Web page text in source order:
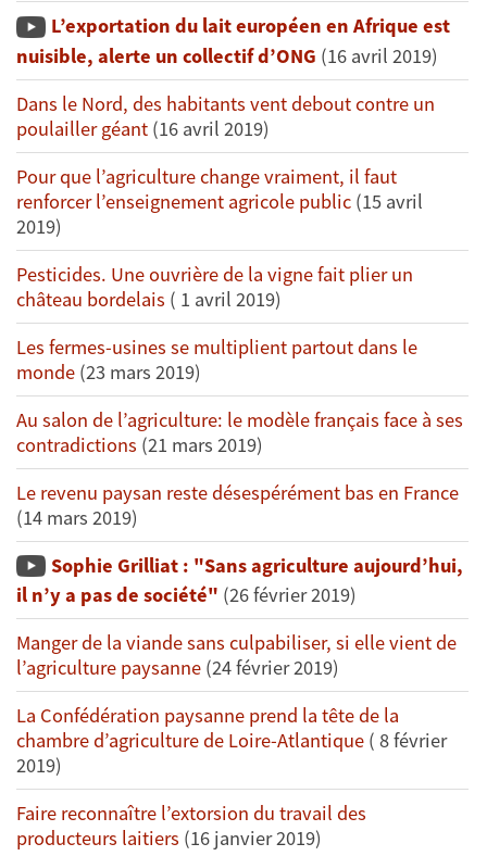
L’exportation du lait européen en Afrique est
nuisible, alerte un collectif d’ONG (16 avril 2019)
Dans le Nord, des habitants vent debout contre un
poulailler géant (16 avril 2019)
Pour que l’agriculture change vraiment, il faut
renforcer l’enseignement agricole public (15 avril
2019)
Pesticides. Une ouvrière de la vigne fait plier un
château bordelais ( 1 avril 2019)
Les fermes-usines se multiplient partout dans le
monde (23 mars 2019)
Au salon de l’agriculture: le modèle français face à ses
contradictions (21 mars 2019)
Le revenu paysan reste désespérément bas en France
(14 mars 2019)
Sophie Grilliat : "Sans agriculture aujourd’hui,
il n’y a pas de société" (26 février 2019)
Manger de la viande sans culpabiliser, si elle vient de
l’agriculture paysanne (24 février 2019)
La Confédération paysanne prend la tête de la
chambre d’agriculture de Loire-Atlantique ( 8 février
2019)
Faire reconnaître l’extorsion du travail des
producteurs laitiers (16 janvier 2019)